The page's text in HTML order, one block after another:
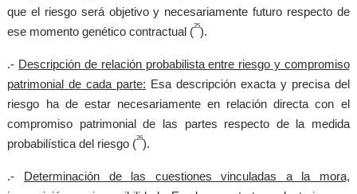
que el riesgo será objetivo y necesariamente futuro respecto de
ese momento genético contractual (25).
.- Descripción de relación probabilista entre riesgo y compromiso
patrimonial de cada parte: Esa descripción exacta y precisa del
riesgo ha de estar necesariamente en relación directa con el
compromiso patrimonial de las partes respecto de la medida
probabilística del riesgo (26).
.- Determinación de las cuestiones vinculadas a la mora,